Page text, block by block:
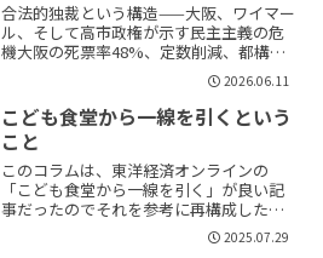
合法的独裁という構造——大阪、ワイマー
ル、そして高市政権が示す民主主義の危
機大阪の死票率48%、定数削減、都構想
の3度目——これは偶然の重なりではな
い。選挙制度を合法的に書き換えて対抗
勢力を排除する構造は、ワイマール期の
ナチス台頭と酷似している。そして「大
阪モデル」は今、国政レベルで全国展開
されようとしている。#大阪 #都構想 #地
方自治 #民主主義 #死票 #選挙制度 #大阪
市議会 #大阪府議会 #副首都 #憲法92条 #
地方自治の本旨 #ワイマール共和国 #比例
代表 #小選挙区 #高市政権 #新自由主義 #
2026.06.11
こども食堂から一線を引くという
こと
このコラムは、東洋経済オンラインの
「こども食堂から一線を引く」が良い記
事だったのでそれを参考に再構成したも
のです。「こども食堂から一線を引
く」 《こども食堂》の名付け親が決意
2025.07.29